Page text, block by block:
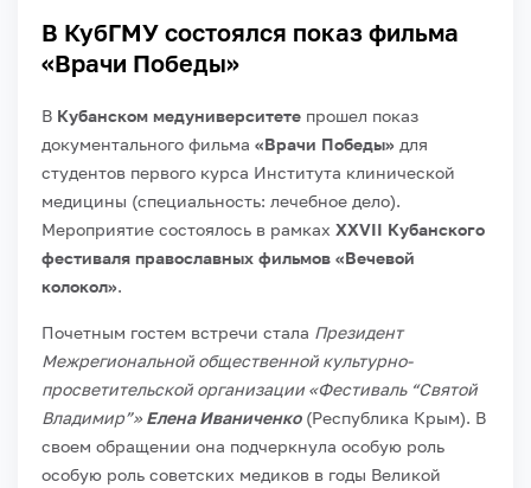
В КубГМУ состоялся показ фильма
«Врачи Победы»
В Кубанском медуниверситете прошел показ
документального фильма «Врачи Победы» для
студентов первого курса Института клинической
медицины (специальность: лечебное дело).
Мероприятие состоялось в рамках XXVII Кубанского
фестиваля православных фильмов «Вечевой
колокол».
Почетным гостем встречи стала Президент
Межрегиональной общественной культурно-
просветительской организации «Фестиваль “Святой
Владимир”» Елена Иваниченко(Республика Крым). В
своем обращении она подчеркнула особую роль
особую роль советских медиков в годы Великой